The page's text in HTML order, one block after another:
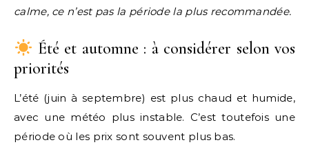
calme, ce n’est pas la période la plus recommandée.
Été et automne : à considérer selon vos
priorités
L’été (juin à septembre) est plus chaud et humide,
avec une météo plus instable. C’est toutefois une
période où les prix sont souvent plus bas.